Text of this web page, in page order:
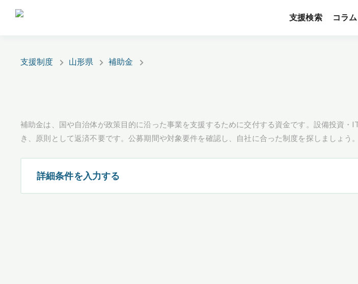
支援検索 コラム
支援制度 山形県 補助金
補助金は、国や自治体が政策目的に沿った事業を支援するために交付する資金です。設備投資・
き、原則として返済不要です。公募期間や対象要件を確認し、自社に合った制度を探しましょう。
詳細条件を入力する